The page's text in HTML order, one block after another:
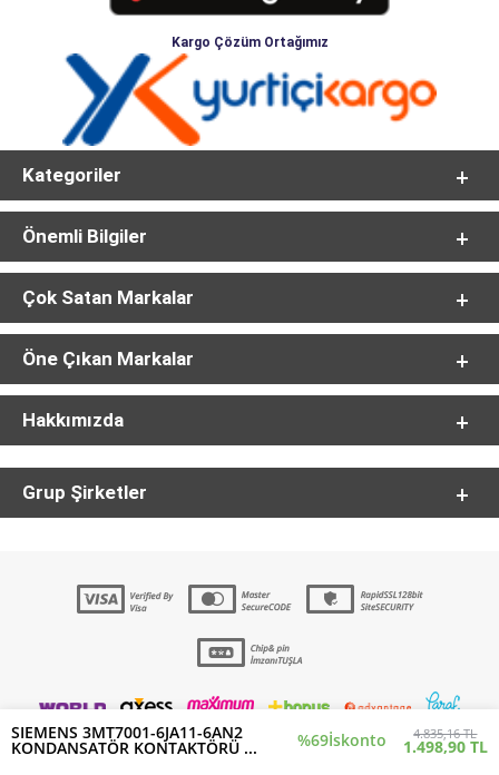
SIEMENS 3MT7001-6JA11-6AN2
KONDANSATÖR KONTAKTÖRÜ ... %69İskonto 4.835,16 TL
1.498,90 TL
Kargo Çözüm Ortağımız
Kategoriler
Önemli Bilgiler
Çok Satan Markalar
Öne Çıkan Markalar
Hakkımızda
Grup Şirketler